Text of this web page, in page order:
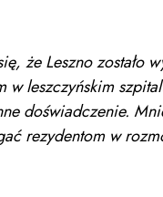
że Leszno zostało
leszczyńskim
doświadczenie.
rezydentom w